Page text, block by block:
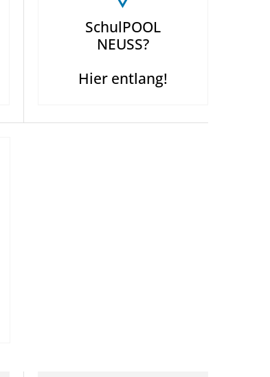
SchulPOOL
NEUSS?
Hier entlang!